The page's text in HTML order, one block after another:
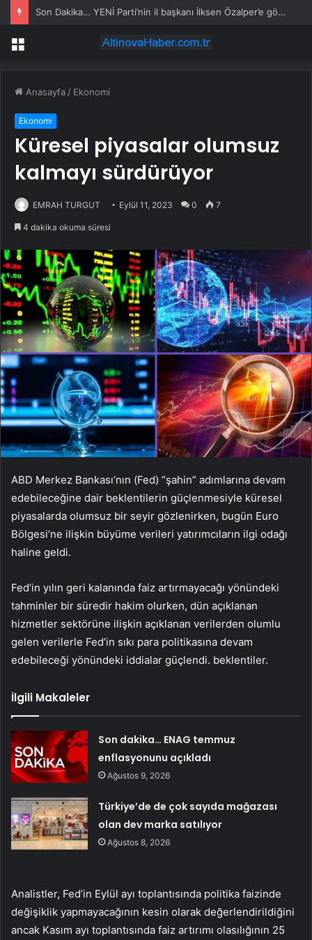
Son Dakika… YENİ Parti’nin il başkanı İlksen Özalper’e gözaltı
Menü
Anasayfa / Ekonomi
Ekonomi
Küresel piyasalar olumsuz
kalmayı sürdürüyor
EMRAH TURGUT Eylül 11, 2023 0 7
4 dakika okuma süresi
ABD Merkez Bankası’nın (Fed) “şahin” adımlarına devam
edebileceğine dair beklentilerin güçlenmesiyle küresel
piyasalarda olumsuz bir seyir gözlenirken, bugün Euro
Bölgesi’ne ilişkin büyüme verileri yatırımcıların ilgi odağı
haline geldi.
Fed’in yılın geri kalanında faiz artırmayacağı yönündeki
tahminler bir süredir hakim olurken, dün açıklanan
hizmetler sektörüne ilişkin açıklanan verilerden olumlu
gelen verilerle Fed’in sıkı para politikasına devam
edebileceği yönündeki iddialar güçlendi. beklentiler.
İlgili Makaleler
Son dakika… ENAG temmuz
enflasyonunu açıkladı
Ağustos 9, 2026
Türkiye’de de çok sayıda mağazası
olan dev marka satılıyor
Ağustos 8, 2026
Analistler, Fed’in Eylül ayı toplantısında politika faizinde
değişiklik yapmayacağının kesin olarak değerlendirildiğini
ancak Kasım ayı toplantısında faiz artırımı olasılığının 25